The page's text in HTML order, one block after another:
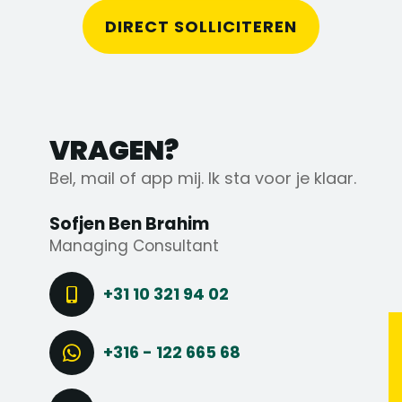
DIRECT SOLLICITEREN
VRAGEN?
Bel, mail of app mij. Ik sta voor je klaar.
Sofjen Ben Brahim
Managing Consultant
+31 10 321 94 02
+316 - 122 665 68